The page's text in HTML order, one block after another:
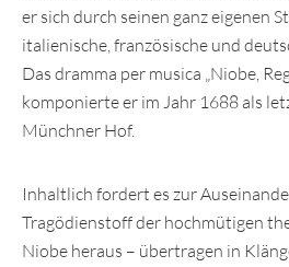
er sich durch seinen ganz eigenen
italienische, französische und
Das dramma per musica „Niobe,
komponierte er im Jahr 1688 als
Münchner Hof.
Inhaltlich fordert es zur
Tragödienstoff der hochmütigen
Niobe heraus – übertragen in